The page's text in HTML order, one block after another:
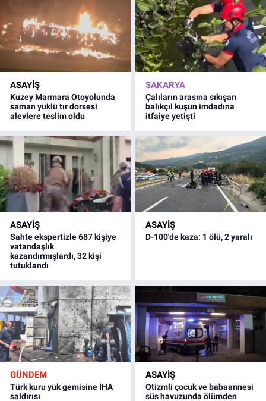
ASAYİŞ
Kuzey Marmara Otoyolunda
saman yüklü tır dorsesi
alevlere teslim oldu
SAKARYA
Çalıların arasına sıkışan
balıkçıl kuşun imdadına
itfaiye yetişti
ASAYİŞ
Sahte ekspertizle 687 kişiye
vatandaşlık
kazandırmışlardı, 32 kişi
tutuklandı
ASAYİŞ
D-100'de kaza: 1 ölü, 2 yaralı
GÜNDEM
Türk kuru yük gemisine İHA
saldırısı
ASAYİŞ
Otizmli çocuk ve babaannesi
süs havuzunda ölümden